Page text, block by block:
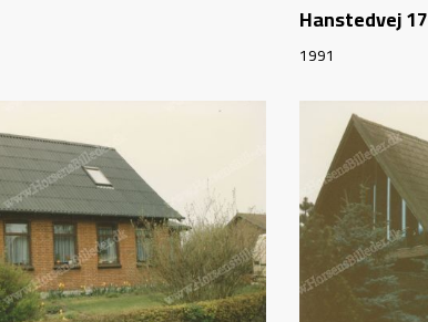
Hanstedvej 17
1991